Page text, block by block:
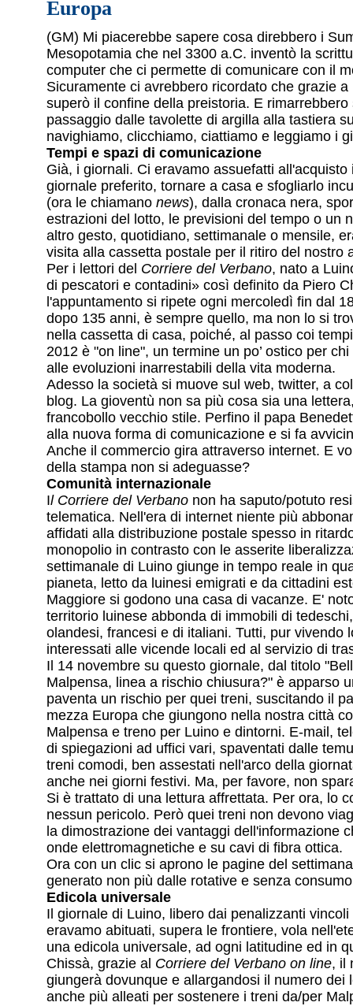
Europa
(GM) Mi piacerebbe sapere cosa direbbero i
Mesopotamia che nel 3300 a.C. inventò la
computer che ci permette di comunicare con il
Sicuramente ci avrebbero ricordato che grazie a
superò il confine della preistoria. E rimarrebbero
passaggio dalle tavolette di argilla alla tastiera
navighiamo, clicchiamo, ciattiamo e leggiamo i
Tempi e spazi di comunicazione
Già, i giornali. Ci eravamo assuefatti all'acquisto
giornale preferito, tornare a casa e sfogliarlo
(ora le chiamano news), dalla cronaca nera,
estrazioni del lotto, le previsioni del tempo o un
altro gesto, quotidiano, settimanale o mensile,
visita alla cassetta postale per il ritiro del nostro
Per i lettori del Corriere del Verbano, nato a
di pescatori e contadini» così definito da Piero
l'appuntamento si ripete ogni mercoledì fin dal
dopo 135 anni, è sempre quello, ma non lo si
nella cassetta di casa, poiché, al passo coi
2012 è "on line", un termine un po’ ostico per
alle evoluzioni inarrestabili della vita moderna.
Adesso la società si muove sul web, twitter, a
blog. La gioventù non sa più cosa sia una
francobollo vecchio stile. Perfino il papa
alla nuova forma di comunicazione e si fa
Anche il commercio gira attraverso internet. E
della stampa non si adeguasse?
Comunità internazionale
Il Corriere del Verbano non ha saputo/potuto
telematica. Nell'era di internet niente più
affidati alla distribuzione postale spesso in
monopolio in contrasto con le asserite
settimanale di Luino giunge in tempo reale in
pianeta, letto da luinesi emigrati e da cittadini
Maggiore si godono una casa di vacanze. E'
territorio luinese abbonda di immobili di
olandesi, francesi e di italiani. Tutti, pur vivendo
interessati alle vicende locali ed al servizio di
Il 14 novembre su questo giornale, dal titolo
Malpensa, linea a rischio chiusura?" è apparso
paventa un rischio per quei treni, suscitando il
mezza Europa che giungono nella nostra città
Malpensa e treno per Luino e dintorni. E-mail,
di spiegazioni ad uffici vari, spaventati dalle
treni comodi, ben assestati nell'arco della
anche nei giorni festivi. Ma, per favore, non
Si è trattato di una lettura affrettata. Per ora, lo
nessun pericolo. Però quei treni non devono
la dimostrazione dei vantaggi dell'informazione
onde elettromagnetiche e su cavi di fibra ottica.
Ora con un clic si aprono le pagine del
generato non più dalle rotative e senza
Edicola universale
Il giornale di Luino, libero dai penalizzanti
eravamo abituati, supera le frontiere, vola
una edicola universale, ad ogni latitudine ed in
Chissà, grazie al Corriere del Verbano on line, il
giungerà dovunque e allargandosi il numero dei
anche più alleati per sostenere i treni da/per